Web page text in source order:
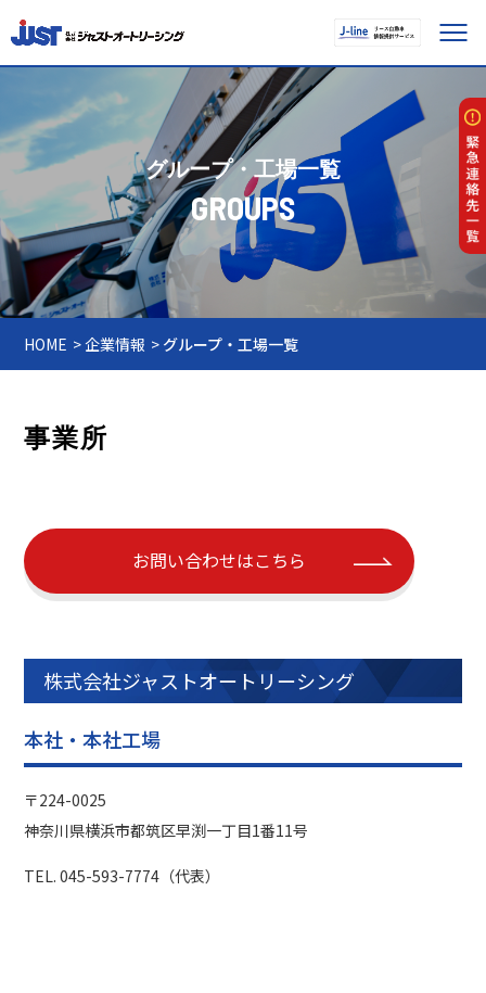
グループ・工場一覧
GROUPS
HOME 企業情報 グループ・工場一覧
事業所
お問い合わせはこちら
株式会社ジャストオートリーシング
本社・本社工場
〒224-0025
神奈川県横浜市都筑区早渕⼀丁⽬1番11号
TEL. 045-593-7774（代表）